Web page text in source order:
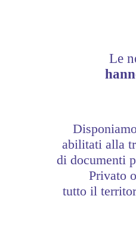
Le
abilitati alla
di documenti
Privato
tutto il